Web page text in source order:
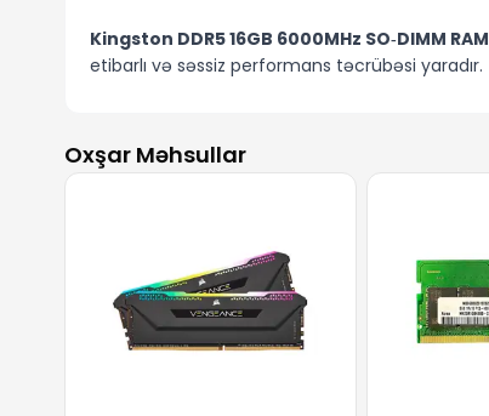
Kingston DDR5 16GB 6000MHz SO‑DIMM RAM
etibarlı və səssiz performans təcrübəsi yaradır.
Oxşar Məhsullar